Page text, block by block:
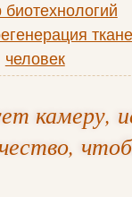
биотехнологий
человек
камеру,